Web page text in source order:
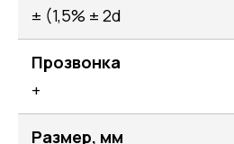
± (1,5% ± 2d
Прозвонка
+
Размер, мм